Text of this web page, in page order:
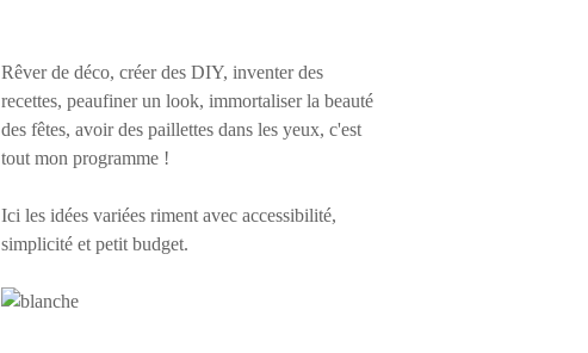
Rêver de déco, créer des DIY, inventer des
recettes, peaufiner un look, immortaliser la beauté
des fêtes, avoir des paillettes dans les yeux, c'est
tout mon programme !
Ici les idées variées riment avec accessibilité,
simplicité et petit budget.